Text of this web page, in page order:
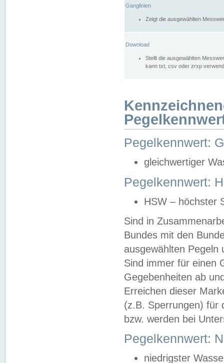
Ganglinien
Zeigt die ausgewählten
Download
Stellt die ausgewählten
kann txt, csv oder zrxp
Pegelkennwert:
gleichwertiger
Pegelkennwert:
HSW – höchster
Sind in
Bundes mit den
ausgewählten
Sind immer für einen
Gegebenheiten ab
Erreichen dieser
(z.B. Sperrungen) für
bzw. werden bei
Pegelkennwert:
niedrigster